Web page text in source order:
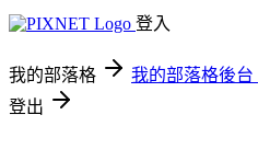
登入
我的部落格 我的部落格後台
登出